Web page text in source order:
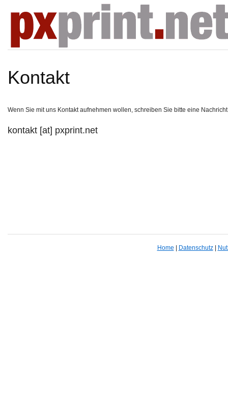
Kontakt
Wenn Sie mit uns Kontakt aufnehmen wollen, schreiben Sie bitte eine
kontakt [at] pxprint.net
Home Datenschutz|